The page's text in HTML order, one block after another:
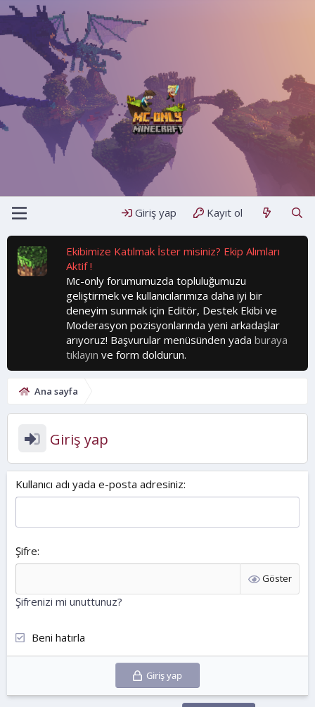
Giriş yap Kayıt ol
Ekibimize Katılmak İster misiniz? Ekip Alımları
Aktif !
Mc-only forumumuzda topluluğumuzu
geliştirmek ve kullanıcılarımıza daha iyi bir
deneyim sunmak için Editör, Destek Ekibi ve
Moderasyon pozisyonlarında yeni arkadaşlar
arıyoruz! Başvurular menüsünden yada buraya
tıklayın ve form doldurun.
Ana sayfa
Giriş yap
Kullanıcı adı yada e-posta adresiniz
Şifre
Göster
Şifrenizi mi unuttunuz?
Beni hatırla
Giriş yap